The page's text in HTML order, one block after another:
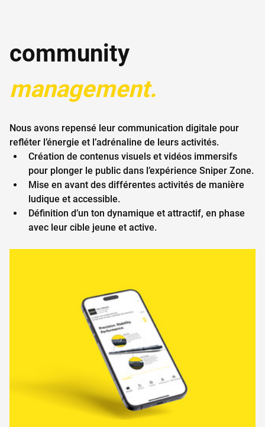
community
management.
Nous avons repensé leur communication digitale pour
refléter l’énergie et l’adrénaline de leurs activités.
Création de contenus visuels et vidéos immersifs
pour plonger le public dans l’expérience Sniper Zone.
Mise en avant des différentes activités de manière
ludique et accessible.
Définition d’un ton dynamique et attractif, en phase
avec leur cible jeune et active.